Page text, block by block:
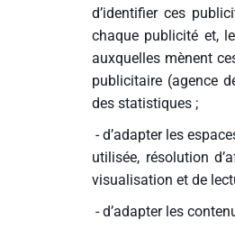
d’identifier ces
chaque publicité et,
auxquelles mènent
publicitaire (agence
des statistiques ;
- d’adapter les
utilisée, résolution
visualisation et de
- d’adapter les